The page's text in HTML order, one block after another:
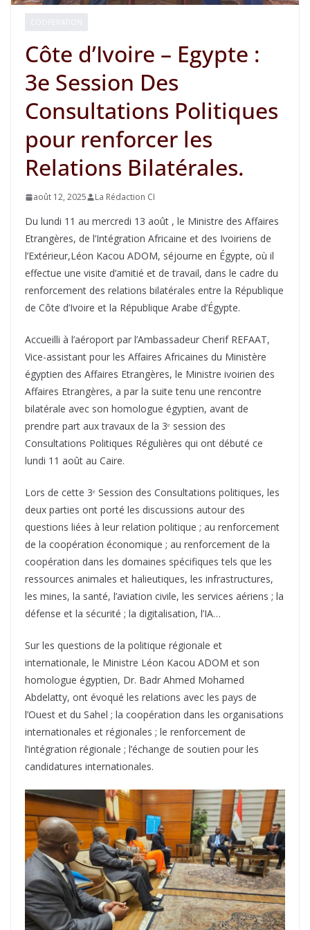
Côte d’Ivoire – Egypte :
3e Session Des
Consultations Politiques
pour renforcer les
Relations Bilatérales.
août 12, 2025 La Rédaction CI
Du lundi 11 au mercredi 13 août , le Ministre des Affaires
Etrangères, de l’Intégration Africaine et des Ivoiriens de
l’Extérieur,Léon Kacou ADOM, séjourne en Égypte, où il
effectue une visite d’amitié et de travail, dans le cadre du
renforcement des relations bilatérales entre la République
de Côte d’Ivoire et la République Arabe d’Égypte.
Accueilli à l’aéroport par l’Ambassadeur Cherif REFAAT,
Vice-assistant pour les Affaires Africaines du Ministère
égyptien des Affaires Etrangères, le Ministre ivoirien des
Affaires Etrangères, a par la suite tenu une rencontre
bilatérale avec son homologue égyptien, avant de
prendre part aux travaux de la 3ᵉ session des
Consultations Politiques Régulières qui ont débuté ce
lundi 11 août au Caire.
Lors de cette 3ᵉ Session des Consultations politiques, les
deux parties ont porté les discussions autour des
questions liées à leur relation politique ; au renforcement
de la coopération économique ; au renforcement de la
coopération dans les domaines spécifiques tels que les
ressources animales et halieutiques, les infrastructures,
les mines, la santé, l’aviation civile, les services aériens ; la
défense et la sécurité ; la digitalisation, l’IA…
Sur les questions de la politique régionale et
internationale, le Ministre Léon Kacou ADOM et son
homologue égyptien, Dr. Badr Ahmed Mohamed
Abdelatty, ont évoqué les relations avec les pays de
l’Ouest et du Sahel ; la coopération dans les organisations
internationales et régionales ; le renforcement de
l’intégration régionale ; l’échange de soutien pour les
candidatures internationales.